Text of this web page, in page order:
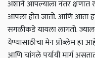
अशाने आपल्याला नंतर क्षणात
आपला होत जातो. आणि आता
सगळीकडे यायला लागतो.
येण्यासाठीचा मेन प्रोब्लेम हा